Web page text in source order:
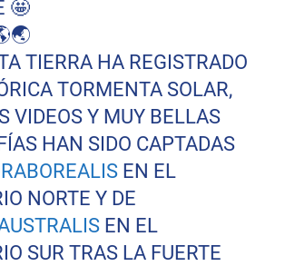
🤩
TIERRA HA REGISTRADO
TORMENTA SOLAR,
VIDEOS Y MUY BELLAS
HAN SIDO CAPTADAS
EN EL
NORTE Y DE
EN EL
SUR TRAS LA FUERTE